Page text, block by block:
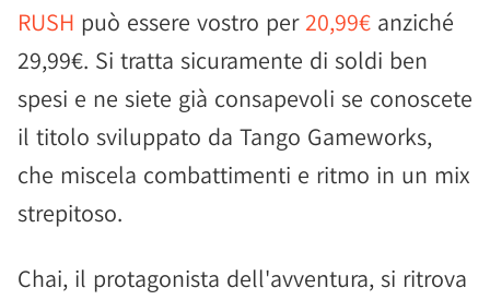
RUSH può essere vostro per20,99€ anziché
29,99€. Si tratta sicuramente di soldi ben
spesi e ne siete già consapevoli se conoscete
il titolo sviluppato da Tango Gameworks,
che miscela combattimenti e ritmo in un mix
strepitoso.
Chai, il protagonista dell'avventura, si ritrova